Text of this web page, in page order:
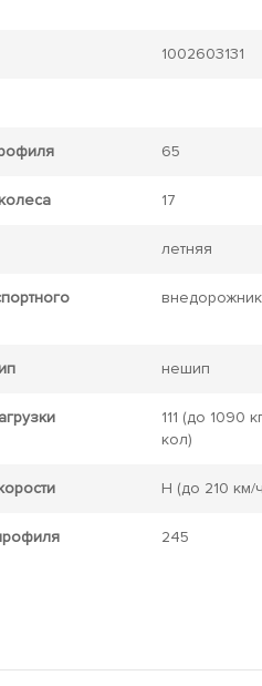
1002603131
65
17
летняя
внедорожник
нешип
111 (до 1090
кол)
H (до 210 км/
245